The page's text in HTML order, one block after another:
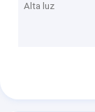
Alta luz